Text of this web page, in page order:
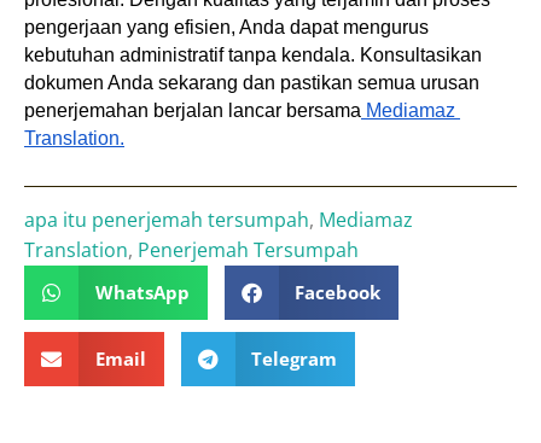
pengerjaan yang efisien, Anda dapat mengurus
kebutuhan administratif tanpa kendala. Konsultasikan
dokumen Anda sekarang dan pastikan semua urusan
penerjemahan berjalan lancar bersama Mediamaz
Translation.
apa itu penerjemah tersumpah, Mediamaz
Translation, Penerjemah Tersumpah
WhatsApp Facebook
Email Telegram